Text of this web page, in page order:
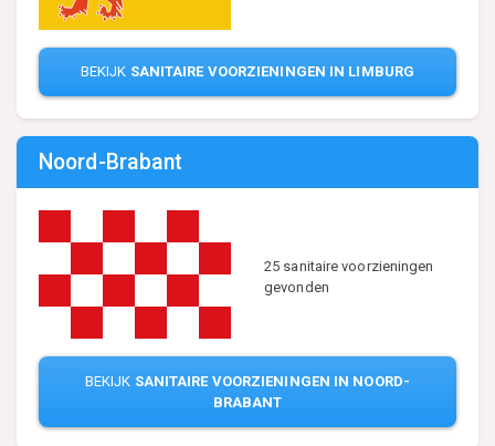
BEKIJK SANITAIRE VOORZIENINGEN IN LIMBURG
Noord-Brabant
25 sanitaire voorzieningen
gevonden
BEKIJK SANITAIRE VOORZIENINGEN IN NOORD-
BRABANT